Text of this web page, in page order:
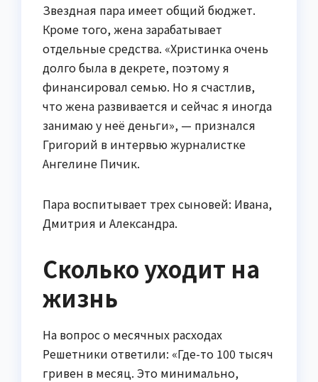
Звездная пара имеет общий бюджет.
Кроме того, жена зарабатывает
отдельные средства. «Христинка очень
долго была в декрете, поэтому я
финансировал семью. Но я счастлив,
что жена развивается и сейчас я иногда
занимаю у неё деньги», — признался
Григорий в интервью журналистке
Ангелине Пичик.
Пара воспитывает трех сыновей: Ивана,
Дмитрия и Александра.
Сколько уходит на
жизнь
На вопрос о месячных расходах
Решетники ответили: «Где-то 100 тысяч
гривен в месяц. Это минимально,